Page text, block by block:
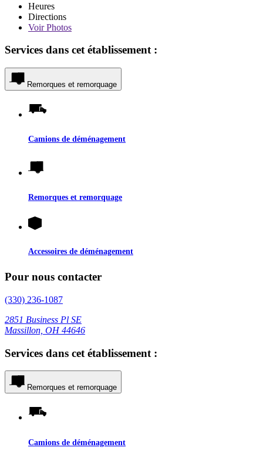
Heures
Directions
VoirPhotos
Services dans cet établissement :
Remorques et remorquage
Camions de déménagement
Remorques et remorquage
Accessoires de déménagement
Pour nous contacter
(330) 236-1087
2851 Business Pl SE
Massillon, OH 44646
Services dans cet établissement :
Remorques et remorquage
Camions de déménagement